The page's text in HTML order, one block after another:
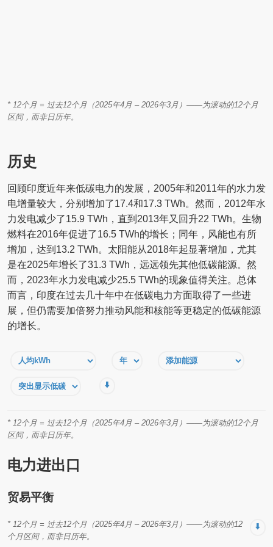
* 12个月 = 过去12个月（2025年4月 – 2026年3月）——为滚动的12个月
区间，而非日历年。
历史
回顾印度近年来低碳电力的发展，2005年和2011年的水力发
电增量较大，分别增加了17.4和17.3 TWh。然而，2012年水
力发电减少了15.9 TWh，直到2013年又回升22 TWh。生物
燃料在2016年促进了16.5 TWh的增长；同年，风能也有所
增加，达到13.2 TWh。太阳能从2018年起显著增加，尤其
是在2025年增长了31.3 TWh，远远领先其他低碳能源。然
而，2023年水力发电减少25.5 TWh的现象值得关注。总体
而言，印度在过去几十年中在低碳电力方面取得了一些进
展，但仍需要加倍努力推动风能和核能等更稳定的低碳能源
的增长。
⬇️
* 12个月 = 过去12个月（2025年4月 – 2026年3月）——为滚动的12个月
区间，而非日历年。
电力进出口
贸易平衡
⬇️
* 12个月 = 过去12个月（2025年4月 – 2026年3月）——为滚动的12
个月区间，而非日历年。